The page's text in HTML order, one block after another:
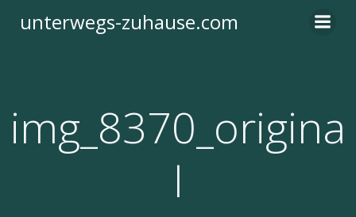
Inhalt
unterwegs-zuhause.com
img_8370_origina
l